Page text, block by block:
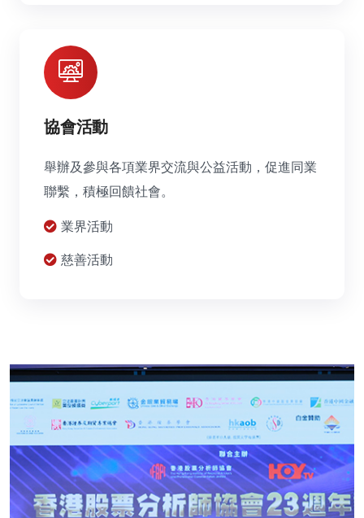
協會活動
舉辦及參與各項業界交流與公益活動，促進同業
聯繫，積極回饋社會。
業界活動
慈善活動